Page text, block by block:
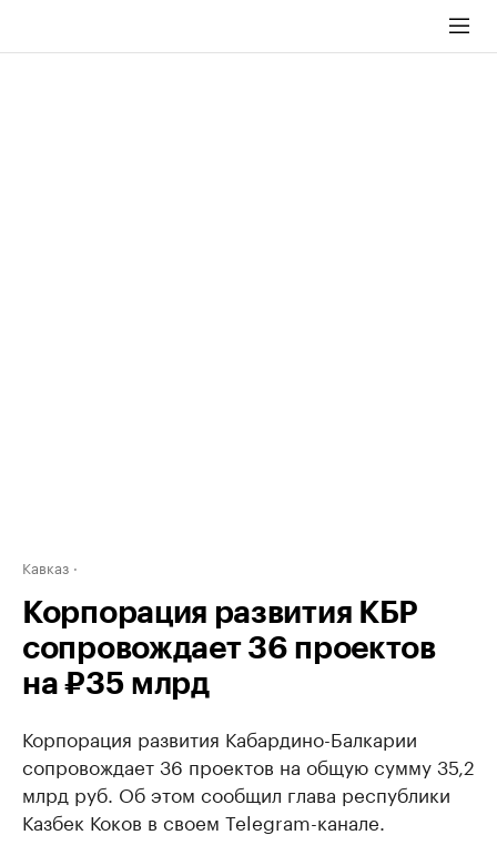
Кавказ
Корпорация развития КБР
сопровождает 36 проектов
на ₽35 млрд
Корпорация развития Кабардино-Балкарии
сопровождает 36 проектов на общую сумму 35,2
млрд руб. Об этом сообщил глава республики
Казбек Коков в своем Telegram-канале.